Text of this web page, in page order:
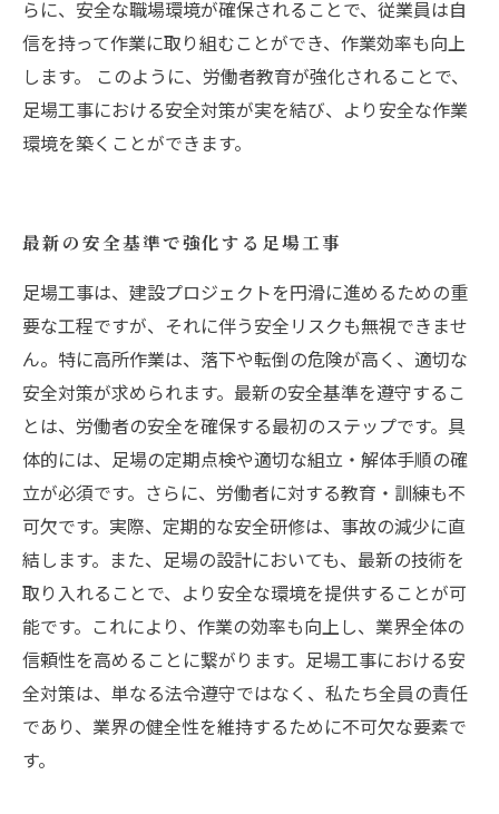
らに、安全な職場環境が確保されることで、従業員は自
信を持って作業に取り組むことができ、作業効率も向上
します。 このように、労働者教育が強化されることで、
足場工事における安全対策が実を結び、より安全な作業
環境を築くことができます。
最新の安全基準で強化する足場工事
足場工事は、建設プロジェクトを円滑に進めるための重
要な工程ですが、それに伴う安全リスクも無視できませ
ん。特に高所作業は、落下や転倒の危険が高く、適切な
安全対策が求められます。最新の安全基準を遵守するこ
とは、労働者の安全を確保する最初のステップです。具
体的には、足場の定期点検や適切な組立・解体手順の確
立が必須です。さらに、労働者に対する教育・訓練も不
可欠です。実際、定期的な安全研修は、事故の減少に直
結します。また、足場の設計においても、最新の技術を
取り入れることで、より安全な環境を提供することが可
能です。これにより、作業の効率も向上し、業界全体の
信頼性を高めることに繋がります。足場工事における安
全対策は、単なる法令遵守ではなく、私たち全員の責任
であり、業界の健全性を維持するために不可欠な要素で
す。